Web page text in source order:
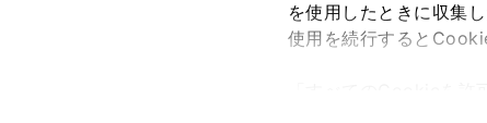
を使用したときに収集
使用を続行すると
北海道
トヨタ認定中古車の魅力 3つの